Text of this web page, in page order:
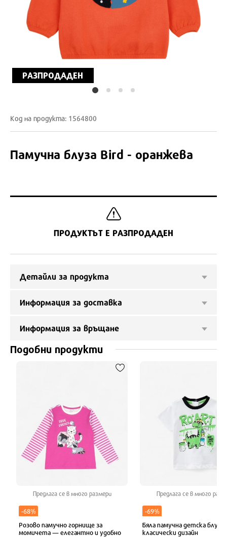
РАЗПРОДАДЕН
Код на продукта: 1564800
Памучна блуза Bird - оранжева
ПРОДУКТЪТ Е РАЗПРОДАДЕН
Детайли за продукта
Информация за доставка
Информация за връщане
Подобни продукти
Предлага се в много размери
-68%
Розово памучно горнище за
момичета — елегантно и удобно
Предлага се в много
-69%
Бяла памучна детска блуза
класически дизайн